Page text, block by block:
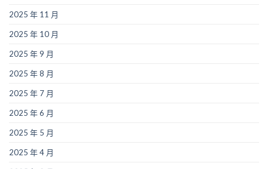
2025 年 11 月
2025 年 10 月
2025 年 9 月
2025 年 8 月
2025 年 7 月
2025 年 6 月
2025 年 5 月
2025 年 4 月